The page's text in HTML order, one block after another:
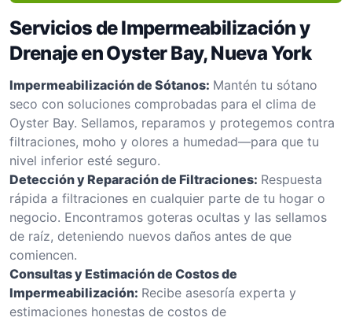
Servicios de Impermeabilización y
Drenaje en Oyster Bay, Nueva York
Impermeabilización de Sótanos: Mantén tu sótano
seco con soluciones comprobadas para el clima de
Oyster Bay. Sellamos, reparamos y protegemos contra
filtraciones, moho y olores a humedad—para que tu
nivel inferior esté seguro.
Detección y Reparación de Filtraciones: Respuesta
rápida a filtraciones en cualquier parte de tu hogar o
negocio. Encontramos goteras ocultas y las sellamos
de raíz, deteniendo nuevos daños antes de que
comiencen.
Consultas y Estimación de Costos de
Impermeabilización: Recibe asesoría experta y
estimaciones honestas de costos de